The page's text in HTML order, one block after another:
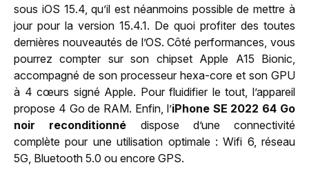
sous iOS 15.4, qu’il est néanmoins possible de mettre à
jour pour la version 15.4.1. De quoi profiter des toutes
dernières nouveautés de l’OS. Côté performances, vous
pourrez compter sur son chipset Apple A15 Bionic,
accompagné de son processeur hexa-core et son GPU
à 4 cœurs signé Apple. Pour fluidifier le tout, l’appareil
propose 4 Go de RAM. Enfin, l’iPhone SE 2022 64 Go
noir reconditionné dispose d’une connectivité
complète pour une utilisation optimale : Wifi 6, réseau
5G, Bluetooth 5.0 ou encore GPS.